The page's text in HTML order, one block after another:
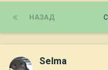
НАЗАД
Selma